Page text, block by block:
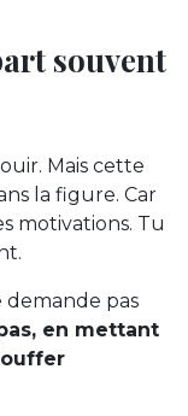
souvent
Mais cette
la figure. Car
motivations. Tu
pas
en mettant